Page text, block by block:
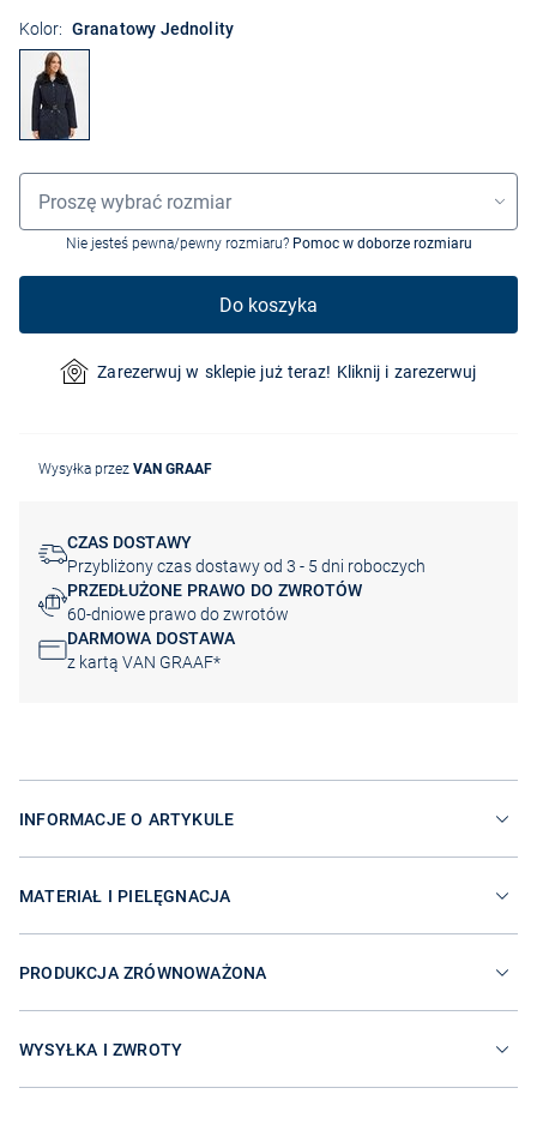
Kolor: Granatowy Jednolity
Wybór rozmiaru
Proszę wybrać rozmiar
Nie jesteś pewna/pewny rozmiaru? Pomoc w doborze rozmiaru
Do koszyka
Zarezerwuj w sklepie już teraz! Kliknij i zarezerwuj
Wysyłka przez VAN GRAAF
CZAS DOSTAWY
Przybliżony czas dostawy od 3 - 5 dni roboczych
PRZEDŁUŻONE PRAWO DO ZWROTÓW
60-dniowe prawo do zwrotów
DARMOWA DOSTAWA
z kartą VAN GRAAF*
INFORMACJE O ARTYKULE
MATERIAŁ I PIELĘGNACJA
PRODUKCJA ZRÓWNOWAŻONA
WYSYŁKA I ZWROTY